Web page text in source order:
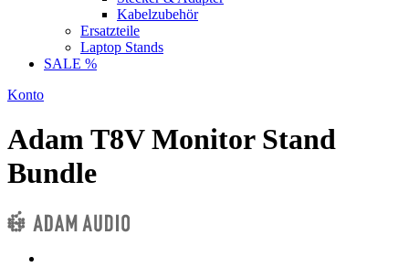
Kabelzubehör
Ersatzteile
Laptop Stands
SALE %
Konto
Adam T8V Monitor Stand
Bundle